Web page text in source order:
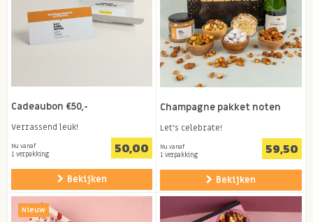
Cadeaubon €50,-
Verrassend leuk!
Nu vanaf
1 verpakking 50,00
Bekijken
Champagne pakket noten
Let's celebrate!
Nu vanaf
1 verpakking 59,50
Bekijken
Nieuw